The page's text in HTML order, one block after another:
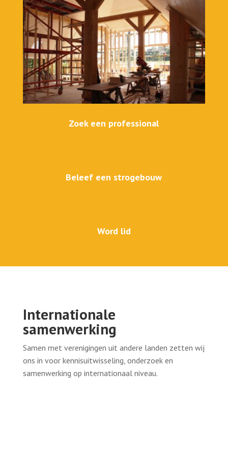
Zoek een professional
Beleef een strogebouw
Word lid
Internationale
samenwerking
Samen met verenigingen uit andere landen zetten wij
ons in voor kennisuitwisseling, onderzoek en
samenwerking op internationaal niveau.